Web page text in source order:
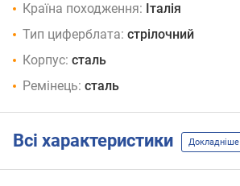
Країна походження: Італія
Тип циферблата: стрілочний
Корпус: сталь
Ремінець: сталь
Всі характеристики Докладніше